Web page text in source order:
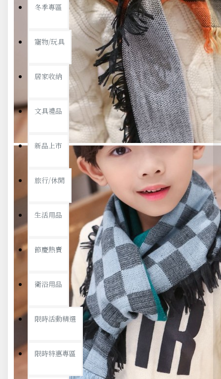
冬季專區
寵物/玩具
居家收納
文具禮品
新品上市
旅行/休閒
生活用品
節慶熱賣
衛浴用品
限時活動精選
限時特惠專區